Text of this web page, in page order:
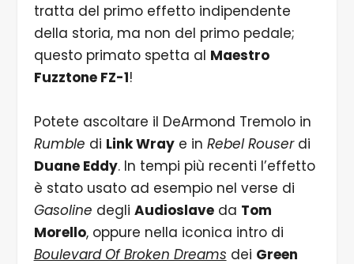
tratta del primo effetto indipendente
della storia, ma non del primo pedale;
questo primato spetta al Maestro
Fuzztone FZ-1!
Potete ascoltare il DeArmond Tremolo in
Rumble di Link Wraye in Rebel Rouserdi
Duane Eddy. In tempi più recenti l’effetto
è stato usato ad esempio nel verse di
Gasoline degli Audioslaveda Tom
Morello, oppure nella iconica intro di
Boulevard Of Broken Dreams dei Green